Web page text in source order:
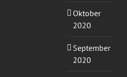
Oktober
2020
September
2020